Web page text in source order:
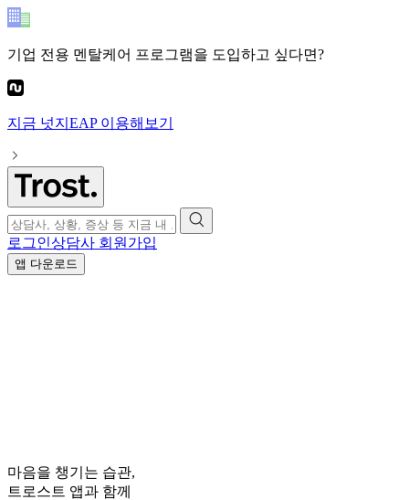
기업 전용 멘탈케어 프로그램을 도입하고 싶다면?
지금 넛지EAP이용해보기
로그인상담사 회원가입
앱 다운로드
마음을 챙기는 습관,
트로스트 앱과 함께